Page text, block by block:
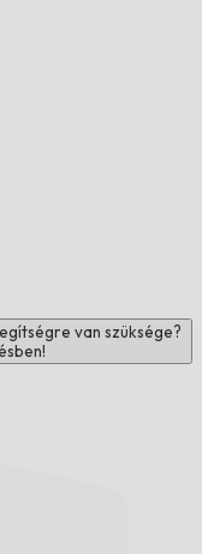
van szüksége?